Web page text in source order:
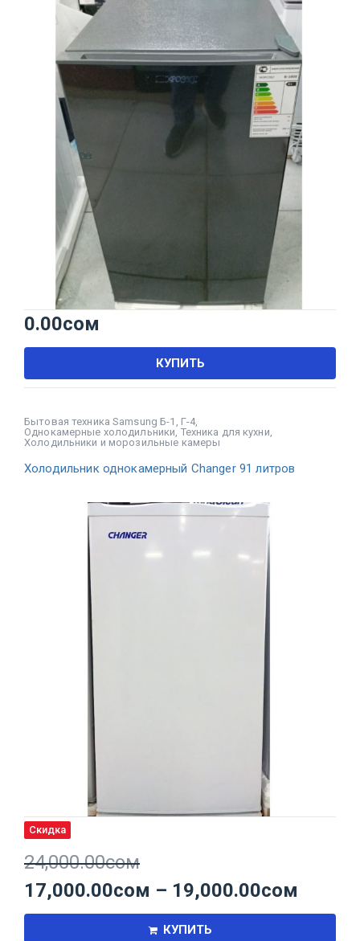
0.00сом
КУПИТЬ
Бытовая техника Samsung Б-1, Г-4,
Однокамерные холодильники Техника для кухни
Холодильники и морозильные камеры
Холодильник однокамерный Changer 91 литров
Скидка
24,000.00сом
17,000.00сом – 19,000.00сом
КУПИТЬ